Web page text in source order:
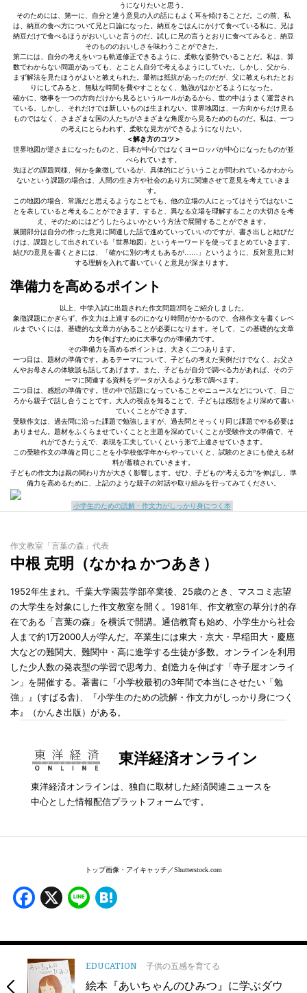
うになりたいと思う。
そのためには、第一に、自分と違う意見の人の話にもよく耳を傾けることだ。この前、私
は、納豆の食べ方について兄と口論になった。納豆をごはんにかけて食べている私に、兄は
納豆だけで食べるほうがおいしいと言うのだ。試しに兄の言うとおりに食べてみると、納豆
そのもののおいしさを味わうことができた。
第二には、自分の考えをいつも軌道修正できるように、柔軟な姿勢でいることだ。私は、算
数でわからない問題があっても、とことん自分で考えるようにしていた。しかし、父から、
まず解法を見たほうがよいと教えられた。最初は抵抗があったのだが、父に教えられたとお
りにしてみると、無駄な時間を費やすことなく、勉強がはかどるようになった。
確かに、物事を一つの方向だけから見るというルールがあるから、世の中はうまく運営され
ている。しかし、それだけでは新しいものは生まれない。世界地図は、一方向からだけ見る
ものではなく、さまざまな国の人たちがさまざまな角度から見るためのものだ。私は、一つ
の考えにとらわれず、柔軟な見方ができるようになりたい。
＜解き方のコツ＞
世界地図が逆さまになったものと、日本が中心ではなくヨーロッパが中心になったものが並
べられています。
先ほどの課題同様、何かを象徴しているが、具体的にどういうことが問われているかわから
ないという課題の場合は、人間の生き方や社会のあり方に関連させて意見を考えていきま
す。
この地図の場合、常識だと思えるようなことでも、他の立場の人にとってはそうではないこ
とを表していると考えることができます。すると、異なる立場を理解することの大切さを考
え、そのためにはどうしたらよいかという方法で展開することができます。
展開部分は自分の作った意見に関連した話で進めていっていいのですが、書き出しと結びだ
けは、課題として出されている「世界地図」というキーワードを使ってまとめていきます。
結びの意見を書くときには、「確かに別の考えもあるが……」というように、反対意見に対
する理解を入れて書いていくと意見が深まります。
準備力を高めるポイント
以上、中学入試に出題された作文問題2問をご紹介しました。
象徴課題にかぎらず、作文力は上達するのにかなり時間がかかるので、合格作文を書くレベ
ルまでいくには、基礎的な文章力があることが必要になります。そして、この基礎的な文章
力を伸ばすために大事なのが準備力です。
その準備力を高めるポイントは、大きく二つあります。
一つ目は、題材の準備です。あるテーマについて、子どもの考えた実例だけでなく、お父さ
んやお母さんの体験談も話してあげます。また、子どもが自分で調べる力があれば、そのテ
ーマに関連する資料をデータが入るような形で調べます。
二つ目は、感想の準備です。世の中で話題になっていることやニュースなどについて、日ご
ろから親子で話し合うことです。大人の視点を知ることで、子どもは感想をより深めて書い
ていくことができます。
受験作文は、過去問に沿った課題で勉強しますが、過去問とそっくり同じ課題でやる必要は
ありません。題材をふくらませていくことと主題を深めていくことが受験作文の準備で、そ
れができたうえで、表現を工夫していくという形で上達させていきます。
この受験作文の準備と同じことを小学校低学年からやっていくと、試験のときにも使える材
料が蓄積されていきます。
子どもの作文力は親の関わり方が大きく影響します。ぜひ、子どもの“考える力”を伸ばし、準
備力を高めるために、上記のような親子の対話や取り組みを行ってみてください。
小学生のための読解・作文力がしっかり身につく本
作文教室「言葉の森」代表
中根 克明（なかね かつあき）
1952年生まれ。千葉大学園芸学部卒業後、25歳のとき、マスコミ志望
の大学生を対象にした作文教室を開く。1981年、作文教室の草分け的存
在である「言葉の森」を横浜で開講。通信教育も始め、小学生から社会
人まで約1万2000人が学んだ。卒業生には東大・京大・早稲田大・慶應
大などの難関大、難関中・高に進学する生徒が多数。オンラインを利用
した少人数の発表型の学習で思考力、創造力を伸ばす「寺子屋オンライ
ン」を開催する。著書に『小学校最初の3年間で本当にさせたい「勉
強」』(すばる舎)、『小学生のための読解・作文力がしっかり身につく
本』（かんき出版）がある。
東洋経済オンライン
東洋経済オンラインは、独自に取材した経済関連ニュースを
中心とした情報配信プラットフォームです。
トップ画像・アイキャッチ／Shutterstock. com
Facebook
X Line
EDUCATION 子供の五感を育てる
絵本『あいちゃんのひみつ』に学ぶダウ